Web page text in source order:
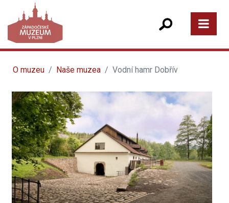
O muzeu Naše muzea Vodní hamr Dobřív